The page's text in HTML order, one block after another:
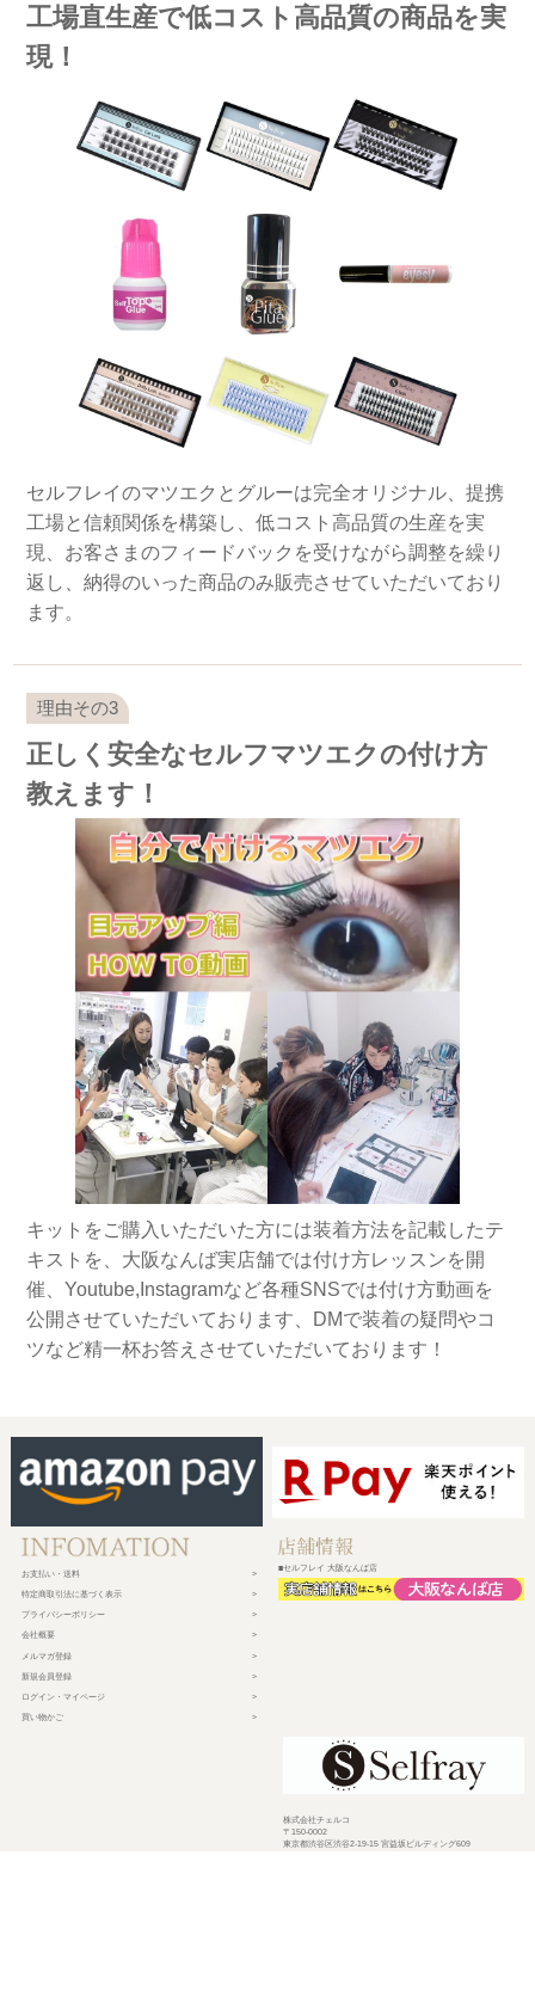
工場直生産で低コスト高品質の商品を実
現！
セルフレイのマツエクとグルーは完全オリジナル、提携
工場と信頼関係を構築し、低コスト高品質の生産を実
現、お客さまのフィードバックを受けながら調整を繰り
返し、納得のいった商品のみ販売させていただいており
ます。
正しく安全なセルフマツエクの付け方
教えます！
キットをご購入いただいた方には装着方法を記載したテ
キストを、大阪なんば実店舗では付け方レッスンを開
催、Youtube,Instagramなど各種SNSでは付け方動画を
公開させていただいております、DMで装着の疑問やコ
ツなど精一杯お答えさせていただいております！
お支払い・送料
特定商取引法に基づく表示
プライバシーポリシー
会社概要
メルマガ登録
新規会員登録
ログイン・マイページ
買い物かご
■セルフレイ 大阪なんば店
株式会社チェルコ
〒150-0002
東京都渋谷区渋谷2-19-15 宮益坂ビルディング609